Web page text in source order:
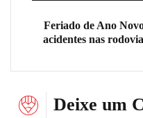
Feriado de Ano
acidentes nas
Deixe um